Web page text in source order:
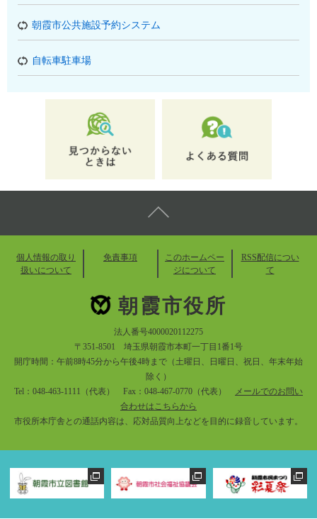
朝霞市公共施設予約システム
自転車駐車場
個人情報の取り
扱いについて
免責事項
このホームペー
ジについて
RSS配信につい
て
朝霞市役所
法人番号4000020112275
〒351-8501 埼玉県朝霞市本町一丁目1番1号
開庁時間：午前8時45分から午後4時まで（土曜日、日曜日、祝日、年末年始
除く）
Tel：048-463-1111（代表） Fax：048-467-0770（代表）
メールでのお問い
合わせはこちらから
市役所本庁舎との通話内容は、応対品質向上などを目的に録音しています。